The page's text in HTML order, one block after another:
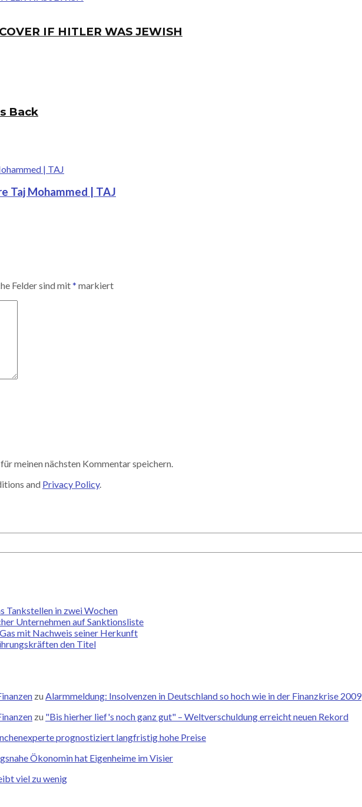
IF HITLER WAS JEWISH
Back
Taj Mohammed | TAJ
Felder sind mit* markiert
meinen nächsten Kommentar speichern.
and Privacy Policy.
Tankstellen in zwei Wochen
Unternehmen auf Sanktionsliste
mit Nachweis seiner Herkunft
den Titel
zu Alarmmeldung: Insolvenzen in Deutschland so hoch wie in der Finanzkrise 2009
zu "Bis hierher lief's noch ganz gut" – Weltverschuldung erreicht neuen Rekord
prognostiziert langfristig hohe Preise
Ökonomin hat Eigenheime im Visier
viel zu wenig